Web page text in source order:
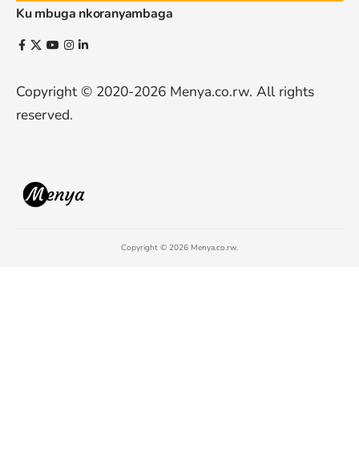
Ku mbuga nkoranyambaga
Copyright © 2020-2026 Menya.co.rw. All rights
reserved.
Copyright © 2026 Menya.co.rw.